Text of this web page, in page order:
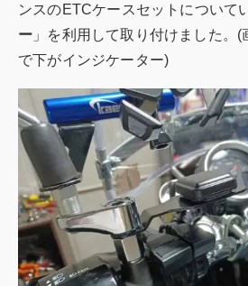
ンスのETCケースセットについて
ー 」を利用して取り付けました。
で下がインジケーター)